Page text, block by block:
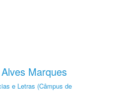
Marques
e Letras (Câmpus de